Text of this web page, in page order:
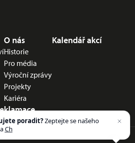
O nás
Historie
Pro média
Výroční zprávy
Projekty
Kariéra
Kalendář akcí
poradit?Zeptejte se našeho
Chettyho